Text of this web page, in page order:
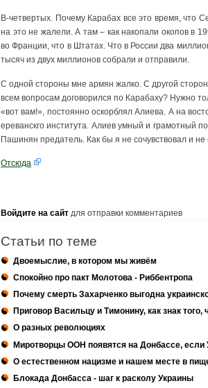
В-четвертых. Почему Карабах все это время, что
на это не жалели. А там – как накопали окопов в
во Франции, что в Штатах. Что в России два
тысяч из двух миллионов собрали и отправили.
С одной стороны мне армян жалко. С другой
всем вопросам договорился по Карабаху? Нужно
«вот вам!», постоянно оскорблял Алиева. А на
ереванскго института. Алиев умный и грамотный
Пашинян предатель. Как бы я не сочувствовал и
Отсюда
Войдите на сайт для отправки комментариев
Статьи по теме
Двоемыслие, в котором мы живём
Спокойно про пакт Молотова - Риббентропа
Почему смерть Захарченко выгодна
Приговор Васильцу и Тимонину, как знак того,
О разных революциях
Миротворцы ООН появятся на Донбассе, если
О естественном нацизме и нашем месте в
Блокада Донбасса - шаг к расколу Украины